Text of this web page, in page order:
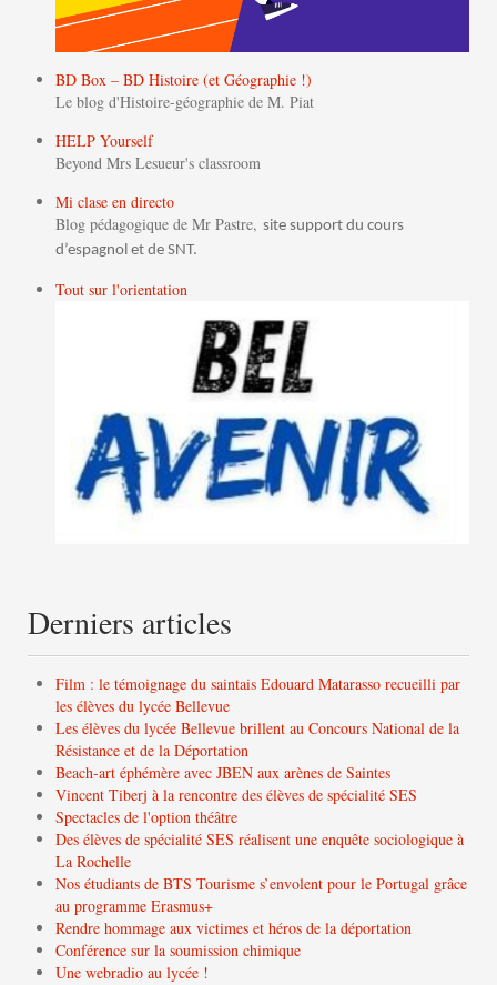
BD Box – BD Histoire (et Géographie !)
Le blog d'Histoire-géographie de M. Piat
HELP Yourself
Beyond Mrs Lesueur's classroom
Mi clase en directo
Blog pédagogique de Mr Pastre, site support du cours
d’espagnol et de SNT.
Tout sur l'orientation
Derniers articles
Film : le témoignage du saintais Edouard Matarasso recueilli par
les élèves du lycée Bellevue
Les élèves du lycée Bellevue brillent au Concours National de la
Résistance et de la Déportation
Beach-art éphémère avec JBEN aux arènes de Saintes
Vincent Tiberj à la rencontre des élèves de spécialité SES
Spectacles de l'option théâtre
Des élèves de spécialité SES réalisent une enquête sociologique à
La Rochelle
Nos étudiants de BTS Tourisme s’envolent pour le Portugal grâce
au programme Erasmus+
Rendre hommage aux victimes et héros de la déportation
Conférence sur la soumission chimique
Une webradio au lycée !